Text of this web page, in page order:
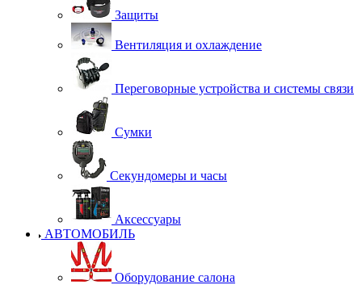
Защиты
Вентиляция и охлаждение
Переговорные устройства и системы связи
Сумки
Секундомеры и часы
Аксессуары
АВТОМОБИЛЬ
Оборудование салона